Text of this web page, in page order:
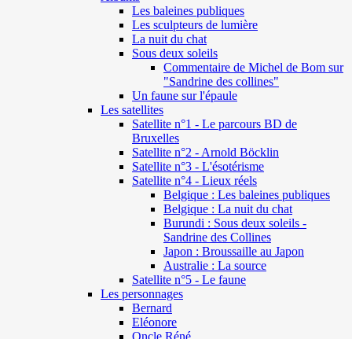
Les baleines publiques
Les sculpteurs de lumière
La nuit du chat
Sous deux soleils
Commentaire de Michel de Bom sur
"Sandrine des collines"
Un faune sur l'épaule
Les satellites
Satellite n°1 - Le parcours BD de
Bruxelles
Satellite n°2 - Arnold Böcklin
Satellite n°3 - L'ésotérisme
Satellite n°4 - Lieux réels
Belgique : Les baleines publiques
Belgique : La nuit du chat
Burundi : Sous deux soleils -
Sandrine des Collines
Japon : Broussaille au Japon
Australie : La source
Satellite n°5 - Le faune
Les personnages
Bernard
Eléonore
Oncle Réné